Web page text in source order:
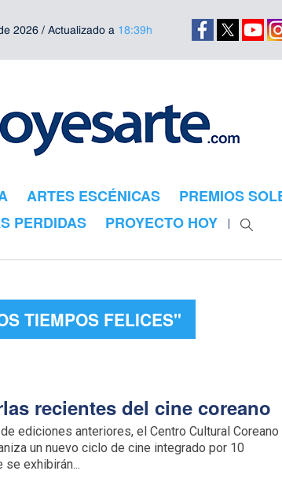
2026 / Actualizado a 18:39h
ARTES ESCÉNICAS PREMIOS
PERDIDAS
PROYECTO HOY
TIEMPOS FELICES"
recientes del cine coreano
ediciones anteriores, el Centro Cultural Coreano
un nuevo ciclo de cine integrado por 10
se exhibirán...